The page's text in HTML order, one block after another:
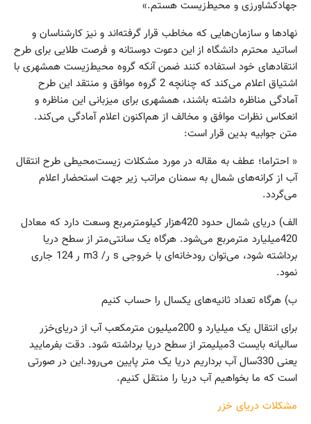
جهاد‌کشاورزی و محیط‌زیست هستم.»
نهادها و سازمان‌هایی که مخاطب قرار گرفته‌اند و نیز کارشناسان و
اساتید محترم دانشگاه از این دعوت دوستانه و فرصت طلایی برای طرح
انتقادهای خود استفاده کنند ضمن آنکه گروه محیط‌زیست همشهری با
اشتیاق اعلام می‌کند که چنانچه 2 گروه موافق و منتقد این طرح
آمادگی مناظره داشته باشند، همشهری برای میزبانی این مناظره و
انعکاس نظرات موافق و مخالف از هم‌اکنون اعلام آمادگی می‌کند.
متن جوابیه بدین قرار است:
« احتراما؛ عطف به مقاله در مورد مشکلات زیست‌محیطی طرح انتقال
آب از کرانه‌های شمال به سمنان مراتب زیر جهت استحضار اعلام
می‌گردد.
الف) دریای شمال حدود 420‌هزار کیلومترمربع وسعت دارد که معادل
420‌میلیارد مترمربع می‌شود. هرگاه یک سانتی‌متر از سطح دریا
برداشته شود، می‌توان رودخانه‌ای با خروجی s ر/ m3 ر 124 جاری
نمود.
ب) هرگاه تعداد ثانیه‌های یکسال را حساب کنیم
برای انتقال یک میلیارد و 200‌میلیون مترمکعب آب از دریای‌خزر
سالیانه بایست 3‌میلیمتر از سطح دریا برداشته شود. دقت بفرمایید
یعنی 330سال آب برداریم دریا یک متر پایین می‌رود.این در صورتی
است که ما بخواهیم آب دریا را منتقل کنیم.
مشکلات دریای خزر